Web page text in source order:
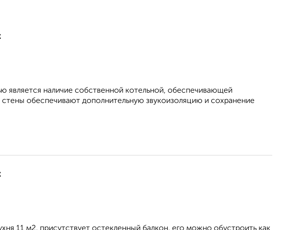
является наличие собственной котельной, обеспечивающей
обеспечивают дополнительную звукоизоляцию и сохранение